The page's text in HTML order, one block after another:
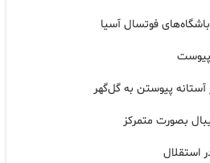
فوتسال آسیا
پیوست
پیوستن به گل‌گهر
بصورت متمرکز
استقلال